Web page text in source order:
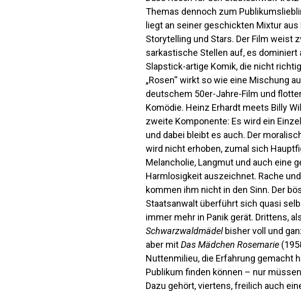
Themas dennoch zum
liegt an seiner geschickten Mixtur aus
Storytelling und Stars. Der Film weist
sarkastische Stellen auf, es dominiert
Slapstick-artige Komik, die nicht
„Rosen“ wirkt so wie eine Mischung
deutschem 50er-Jahre-Film und
Komödie. Heinz Erhardt meets Billy
zweite Komponente: Es wird ein
und dabei bleibt es auch. Der
wird nicht erhoben, zumal sich
Melancholie, Langmut und auch eine
Harmlosigkeit auszeichnet. Rache
kommen ihm nicht in den Sinn. Der
Staatsanwalt überführt sich quasi
immer mehr in Panik gerät. Drittens,
Schwarzwaldmädelbisher voll und
aber mitDas Mädchen Rosemarie
Nuttenmilieu, die Erfahrung gemacht
Publikum finden können – nur
Dazu gehört, viertens, freilich auch